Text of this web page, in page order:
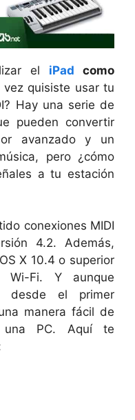
el iPad como
vez quisiste usar tu
Hay una serie de
pueden convertir
avanzado y un
pero ¿cómo
a tu estación
conexiones MIDI
4.2. Además,
X 10.4 o superior
Wi-Fi. Y aunque
el primer
manera fácil de
una PC. Aquí te